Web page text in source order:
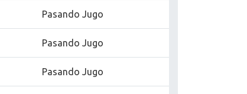
Pasando Jugo
Pasando Jugo
Pasando Jugo